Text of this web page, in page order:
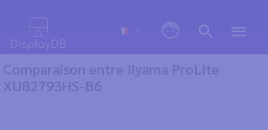
Comparaison entre Iiyama ProLite
XUB2793HS-B6